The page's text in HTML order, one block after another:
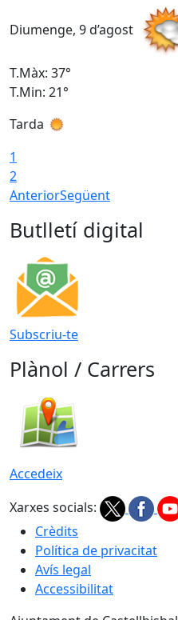
Diumenge, 9 d’agost
T.Màx: 37°
T.Min: 21°
Tarda
1
2
AnteriorSegüent
Butlletí digital
Subscriu-te
Plànol / Carrers
Accedeix
Xarxes socials:
Crèdits
Política de privacitat
Avís legal
Accessibilitat